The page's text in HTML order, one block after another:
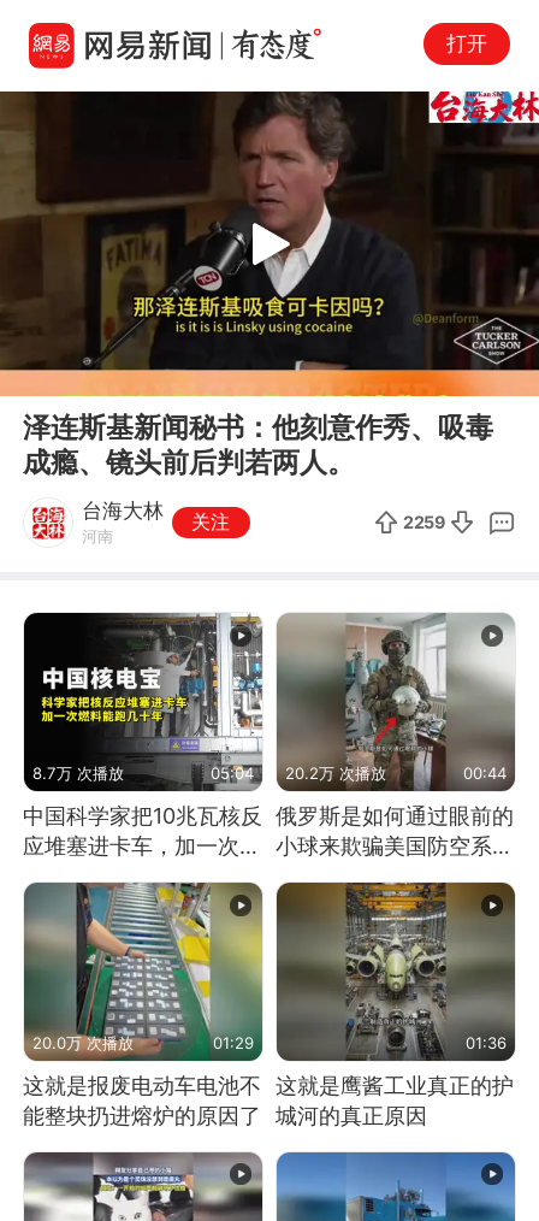
打开
00:00 05:15
Play
泽连斯基新闻秘书：他刻意作秀、吸毒
成瘾、镜头前后判若两人。
台海大林
河南
关注 2259
8.7万 次播放 05:04
中国科学家把10兆瓦核反
应堆塞进卡车，加一次燃
料能跑几十年
20.2万 次播放 00:44
俄罗斯是如何通过眼前的
小球来欺骗美国防空系统
的
20.0万 次播放 01:29
这就是报废电动车电池不
能整块扔进熔炉的原因了
01:36
这就是鹰酱工业真正的护
城河的真正原因